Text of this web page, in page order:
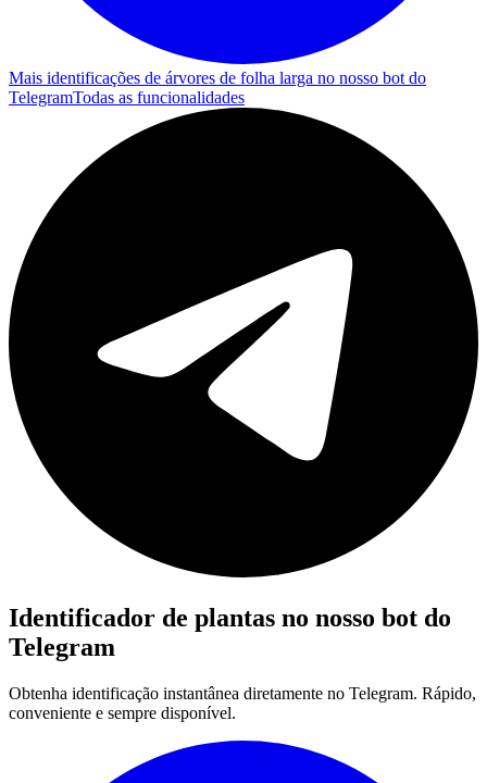
Mais identificações de árvores de folha larga no nosso bot do
TelegramTodas as funcionalidades
Identificador de plantas no nosso bot do
Telegram
Obtenha identificação instantânea diretamente no Telegram. Rápido,
conveniente e sempre disponível.